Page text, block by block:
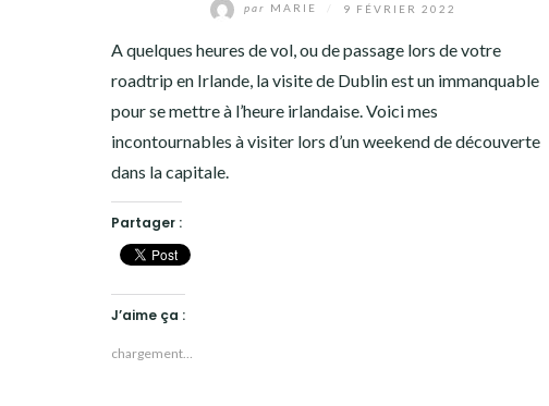
par MARIE 9 FÉVRIER 2022
A quelques heures de vol, ou de passage lors de votre
roadtrip en Irlande, la visite de Dublin est un immanquable
pour se mettre à l’heure irlandaise. Voici mes
incontournables à visiter lors d’un weekend de découverte
dans la capitale.
Partager :
J’aime ça :
chargement…